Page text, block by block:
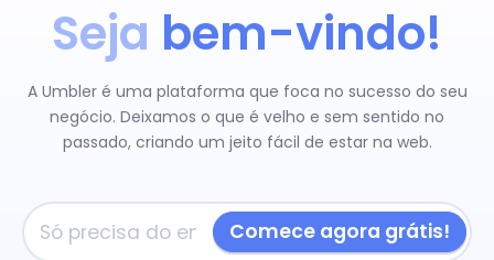
Seja bem-vindo!
A Umbler é uma plataforma que foca no sucesso do seu
negócio. Deixamos o que é velho e sem sentido no
passado, criando um jeito fácil de estar na web.
Comece agora grátis!